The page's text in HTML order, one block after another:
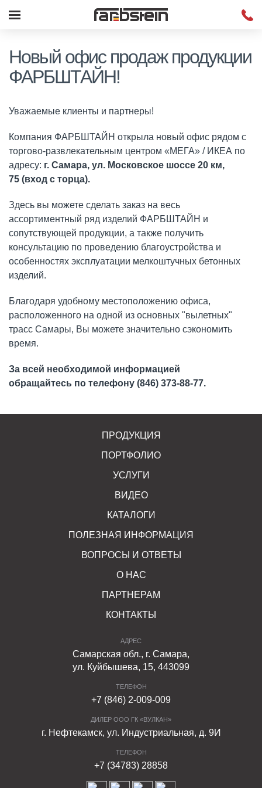
Новый офис продаж продукции
ФАРБШТАЙН!
Уважаемые клиенты и партнеры!
Компания ФАРБШТАЙН открыла новый офис рядом с
торгово-развлекательным центром «МЕГА» / ИКЕА по
адресу: г. Самара, ул. Московское шоссе 20 км,
75 (вход с торца).
Здесь вы можете сделать заказ на весь
ассортиментный ряд изделий ФАРБШТАЙН и
сопутствующей продукции, а также получить
консультацию по проведению благоустройства и
особенностях эксплуатации мелкоштучных бетонных
изделий.
Благодаря удобному местоположению офиса,
расположенного на одной из основных "вылетных"
трасс Самары, Вы можете значительно сэкономить
время.
За всей необходимой информацией
обращайтесь по телефону (846) 373-88-77.
ПРОДУКЦИЯ
ПОРТФОЛИО
УСЛУГИ
ВИДЕО
КАТАЛОГИ
ПОЛЕЗНАЯ ИНФОРМАЦИЯ
ВОПРОСЫ И ОТВЕТЫ
О НАС
ПАРТНЕРАМ
КОНТАКТЫ
АДРЕС
Самарская обл., г. Самара,
ул. Куйбышева, 15, 443099
ТЕЛЕФОН
+7 (846) 2-009-009
ДИЛЕР ООО ГК «ВУЛКАН»
г. Нефтекамск, ул. Индустриальная, д. 9И
ТЕЛЕФОН
+7 (34783) 28858